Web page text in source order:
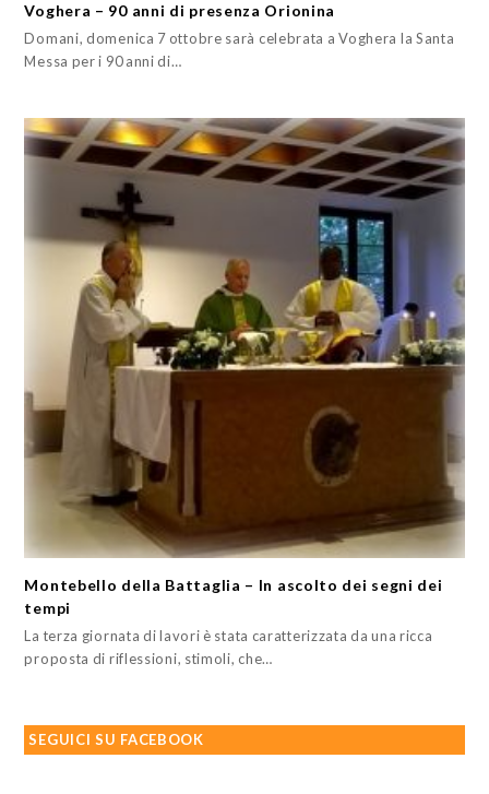
Voghera – 90 anni di presenza Orionina
Domani, domenica 7 ottobre sarà celebrata a Voghera la Santa
Messa per i 90 anni di…
Montebello della Battaglia – In ascolto dei segni dei
tempi
La terza giornata di lavori è stata caratterizzata da una ricca
proposta di riflessioni, stimoli, che…
SEGUICI SU FACEBOOK